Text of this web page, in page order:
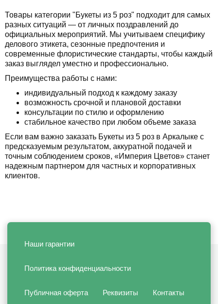
Товары категории "Букеты из 5 роз" подходит для самых
разных ситуаций — от личных поздравлений до
официальных мероприятий. Мы учитываем специфику
делового этикета, сезонные предпочтения и
современные флористические стандарты, чтобы каждый
заказ выглядел уместно и профессионально.
Преимущества работы с нами:
индивидуальный подход к каждому заказу
возможность срочной и плановой доставки
консультации по стилю и оформлению
стабильное качество при любом объеме заказа
Если вам важно заказать Букеты из 5 роз в Аркалыке с
предсказуемым результатом, аккуратной подачей и
точным соблюдением сроков, «Империя Цветов» станет
надежным партнером для частных и корпоративных
клиентов.
Наши гарантии
Политика конфиденциальности
Публичная оферта Реквизиты Контакты